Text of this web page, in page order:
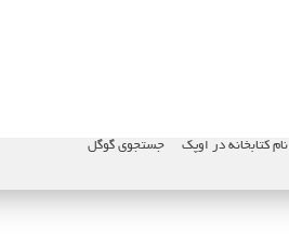
نام کتابخانه در اوپک جستجوی گوگل